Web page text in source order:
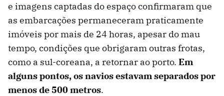
e imagens captadas do espaço confirmaram que
as embarcações permaneceram praticamente
imóveis por mais de 24 horas, apesar do mau
tempo, condições que obrigaram outras frotas,
como a sul-coreana, a retornar ao porto. Em
alguns pontos, os navios estavam separados por
menos de 500 metros.